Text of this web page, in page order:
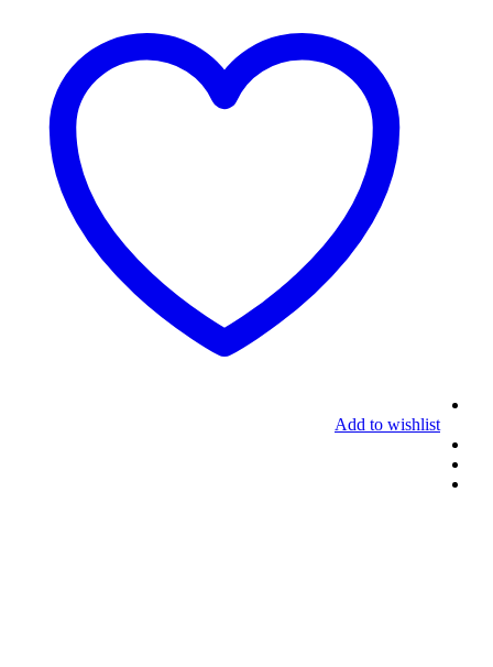
Add to wishlist